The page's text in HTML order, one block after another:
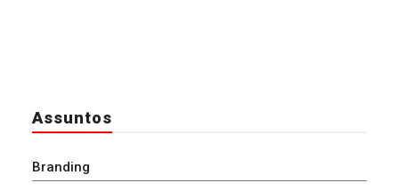
Assuntos
Branding